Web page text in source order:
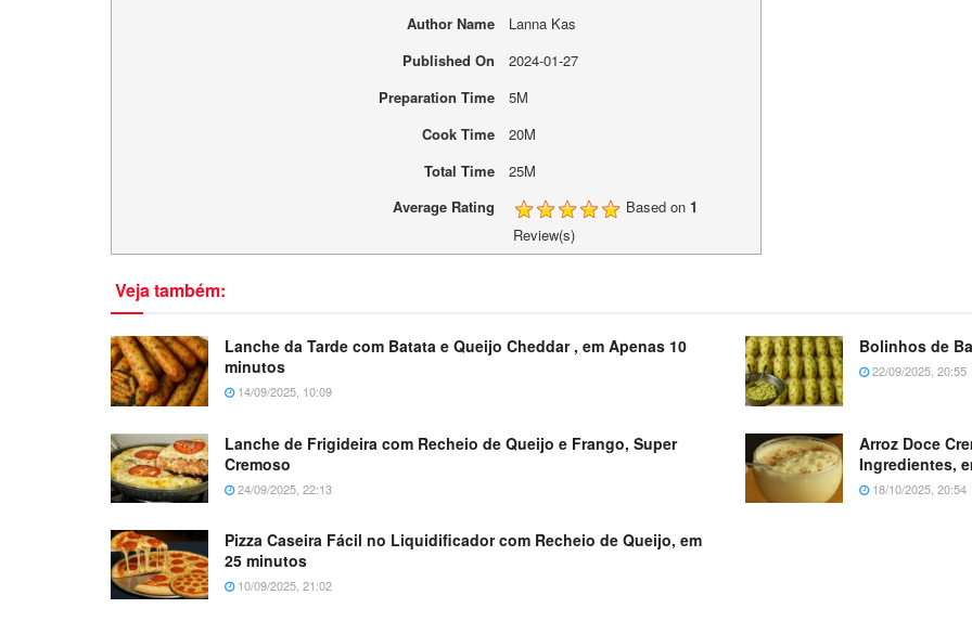
Author Name
Lanna Kas
Published On
2024-01-27
Preparation Time
5M
Cook Time
20M
Total Time
25M
Average Rating
Based on 1
Review(s)
Veja também:
Lanche da Tarde com Batata e Queijo Cheddar , em Apenas 10
minutos
14/09/2025, 10:09
Bolinhos de
22/09/2025, 20:55
Lanche de Frigideira com Recheio de Queijo e Frango, Super
Cremoso
24/09/2025, 22:13
Arroz Doce
Ingredientes,
18/10/2025, 20:54
Pizza Caseira Fácil no Liquidificador com Recheio de Queijo, em
25 minutos
10/09/2025, 21:02